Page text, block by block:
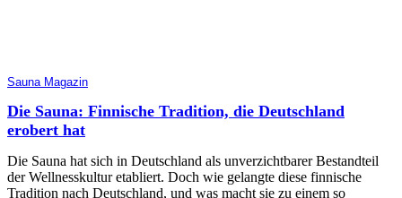
Sauna Magazin
Die Sauna: Finnische Tradition, die Deutschland
erobert hat
Die Sauna hat sich in Deutschland als unverzichtbarer Bestandteil
der Wellnesskultur etabliert. Doch wie gelangte diese finnische
Tradition nach Deutschland, und was macht sie zu einem so